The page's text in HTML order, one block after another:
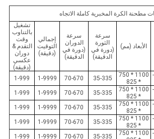
مطحنة الكرة المخبرية كاملة الاتجاه
الأبعاد (مم)
سرعة
الثورة
(دورة في
الدقيقة)
سرعة
الدوران
(دورة في
الدقيقة)
إجمالي
التوقيت
(دقيقة)
تشغيل
بالتناوب
وقت
التقدم &
دوران
عكسي
(دقيقة)
1100 * 750
* 825
35-335
70-670
1-9999
1-999
1100 * 750
* 825
35-335
70-670
1-9999
1-999
1100 * 750
* 825
35-335
70-670
1-9999
1-999
1100 * 750
* 825
35-335
70-670
1-9999
1-999
1100 * 750
35-335
70-670
1-9999
1-999